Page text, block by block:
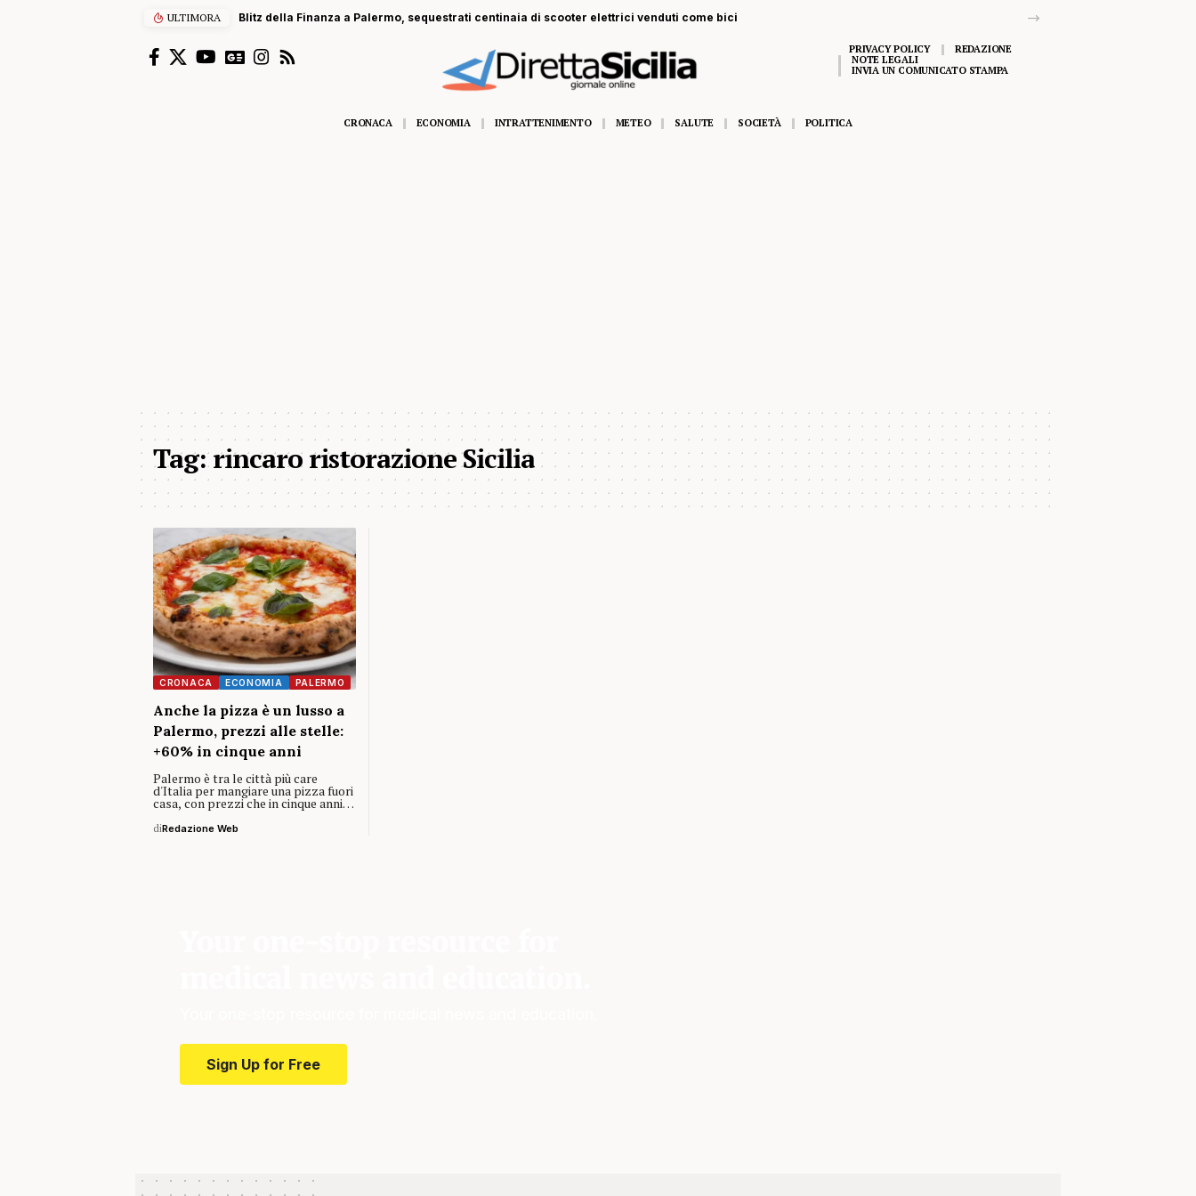
ULTIMORA Blitz della Finanza a Palermo, sequestrati centinaia di scooter elettrici venduti come bici
PRIVACY POLICY
REDAZIONE
NOTE LEGALI
INVIA UN COMUNICATO STAMPA
CRONACA ECONOMIA INTRATTENIMENTO METEO SALUTE SOCIETÀ POLITICA
Tag:rincaro ristorazione Sicilia
CRONACA ECONOMIA PALERMO
Anche la pizza è un lusso a
Palermo, prezzi alle stelle:
+60% in cinque anni
Palermo è tra le città più care
d'Italia per mangiare una pizza fuori
casa, con prezzi che in cinque anni…
diRedazione Web
Sign Up for Free